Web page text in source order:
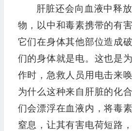
肝脏还会向血液中释
物，以中和毒素携带的有
它们在身体其他部位造成
们的身体就是电。这也是
作时，急救人员用电击来
为什么这种来自肝脏的化
们会漂浮在血液内，将毒
窒息，让其有害电荷短路